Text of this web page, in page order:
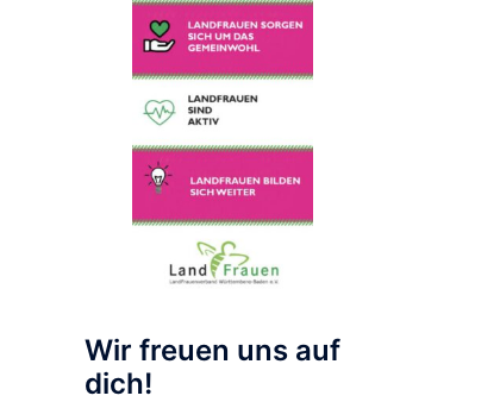
Wir freuen uns auf
dich!